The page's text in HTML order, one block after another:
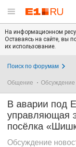
На информационном
Оставаясь на сайте, вы
их использование.
Поиск по форумам
Общение Обсуждение
В аварии под
управляющая
посёлка
Обсуждение